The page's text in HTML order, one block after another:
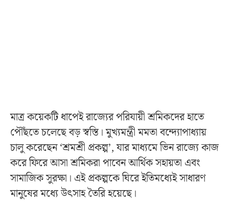
মাত্র কয়েকটি ধাপেই রাজ্যের পরিযায়ী শ্রমিকদের হাতে
পৌঁছতে চলেছে বড় স্বস্তি। মুখ্যমন্ত্রী মমতা বন্দ্যোপাধ্যায়
চালু করেছেন ‘শ্রমশ্রী প্রকল্প’, যার মাধ্যমে ভিন রাজ্যে কাজ
করে ফিরে আসা শ্রমিকরা পাবেন আর্থিক সহায়তা এবং
সামাজিক সুরক্ষা। এই প্রকল্পকে ঘিরে ইতিমধ্যেই সাধারণ
মানুষের মধ্যে উৎসাহ তৈরি হয়েছে।